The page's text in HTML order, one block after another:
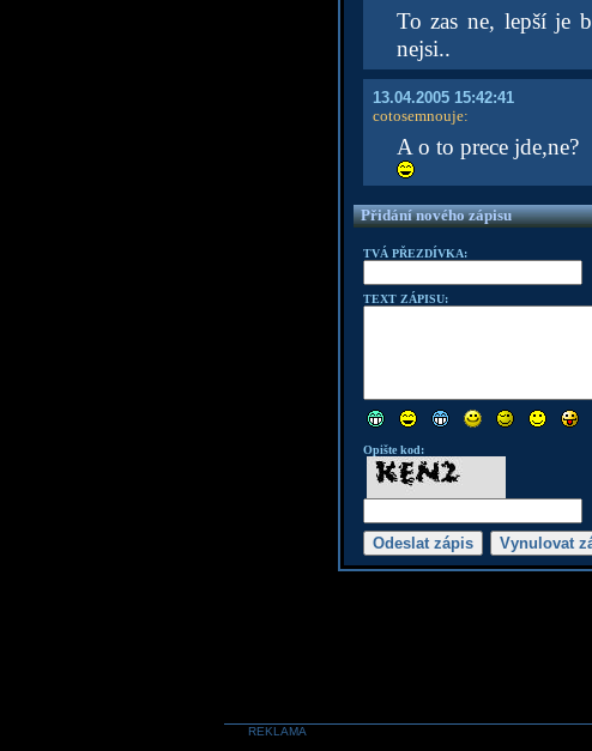
To zas ne, lepší je
nejsi..
13.04.2005 15:42:41
cotosemnouje:
A o to prece jde,ne?
Přidání nového zápisu
TVÁ PŘEZDÍVKA:
TEXT ZÁPISU:
Opište kod:
REKLAMA